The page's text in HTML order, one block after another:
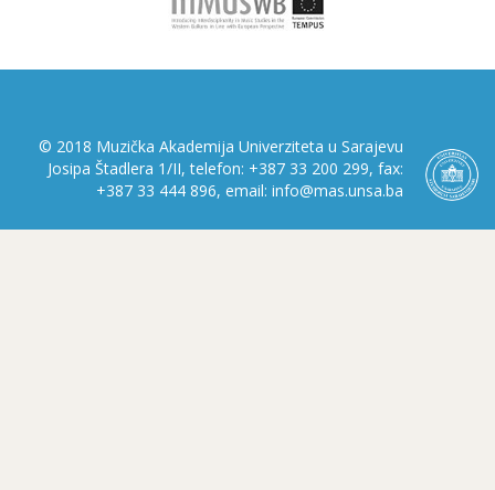
© 2018 Muzička Akademija Univerziteta u Sarajevu
Josipa Štadlera 1/II, telefon: +387 33 200 299, fax:
+387 33 444 896, email: info@mas.unsa.ba